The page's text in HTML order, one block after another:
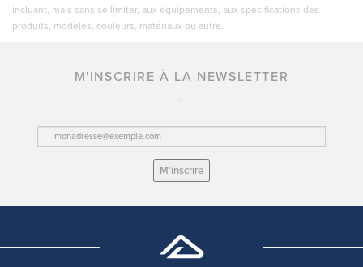
incluant, mais sans se limiter, aux équipements, aux spécifications des
produits, modèles, couleurs, matériaux ou autre.
M'INSCRIRE À LA NEWSLETTER
M’inscrire